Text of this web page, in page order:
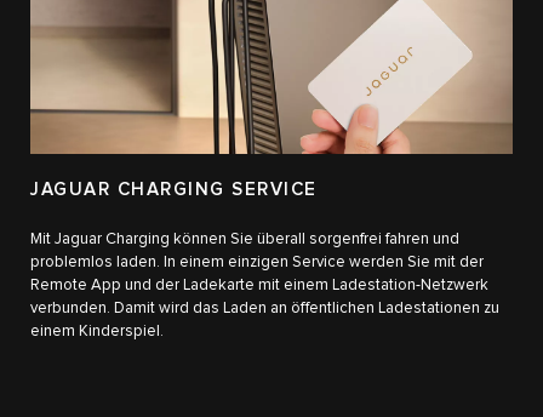
JAGUAR CHARGING SERVICE
Mit Jaguar Charging können Sie überall sorgenfrei fahren und
problemlos laden. In einem einzigen Service werden Sie mit der
Remote App und der Ladekarte mit einem Ladestation-Netzwerk
verbunden. Damit wird das Laden an öffentlichen Ladestationen zu
einem Kinderspiel.